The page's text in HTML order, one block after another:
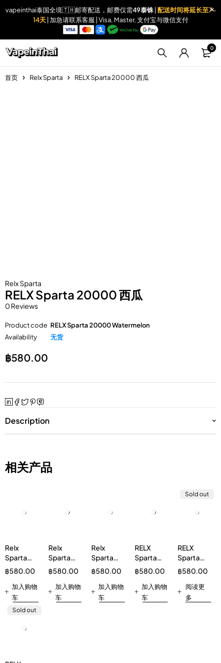
vapeinthai泰国全境🇹🇭邮寄配送，邮费仅需49泰铢| 配送时间将延长至7-
14天 | 加急请联系客服 | Visa, Master, 支付宝与微信支付
0
首页 Relx Sparta RELX Sparta 20000 西瓜
Relx Sparta
RELX Sparta 20000 西瓜
0 Reviews
Product code RELX Sparta 20000 Watermelon
Availability
无货
฿580.00
Description
相关产品
Relx
Sparta
20000
Oolong
Ice tea
฿580.00
加入购物
车
Relx
Sparta
20000
Grape
Lychee
฿580.00
加入购物
车
Relx
Sparta
20000
Pineapple
฿580.00
加入购物
车
RELX
Sparta
20000
Grape 5%
฿580.00
加入购物
车
Sold out
RELX
Sparta
20000
Watermelon
5%
฿580.00
阅读更
多
Sold out